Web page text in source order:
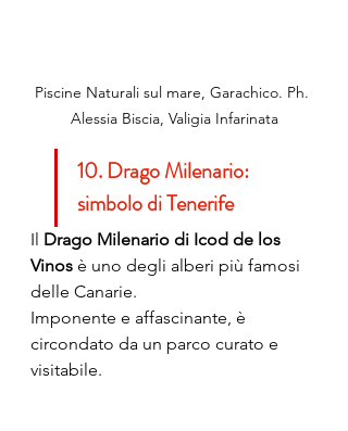
Piscine Naturali sul mare, Garachico. Ph.
Alessia Biscia, Valigia Infarinata
10. Drago Milenario:
simbolo di Tenerife
Il Drago Milenario di Icod de los
Vinos è uno degli alberi più famosi
delle Canarie.
Imponente e affascinante, è
circondato da un parco curato e
visitabile.